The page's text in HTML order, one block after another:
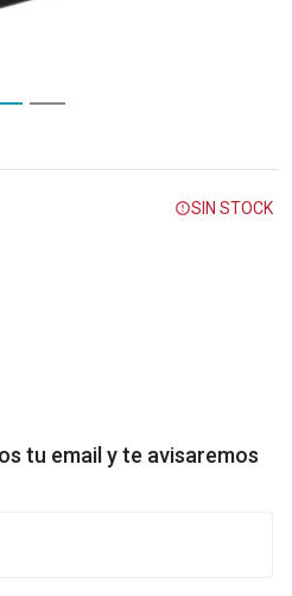
SIN STOCK
tu email y te avisaremos